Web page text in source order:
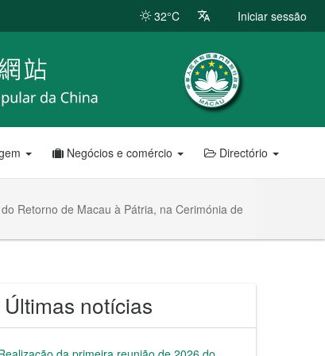
32°C Iniciar sessão
Negócios e comércio Directório
Retorno de Macau à Pátria, na Cerimónia de
Últimas notícias